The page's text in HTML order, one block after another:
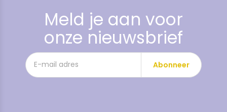
Meld je aan voor
onze nieuwsbrief
Abonneer